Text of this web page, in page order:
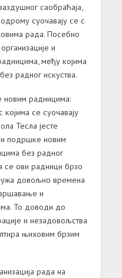
саобраћаја,
суочавају се с
рада. Посебно
и
међу којима
радног искуства.
новим радницима:
се суочавају
Тесла јесте
и подршке новим
без радног
се ови радници брзо
довољно времена
и
То доводи до
и незадовољства
њиховим брзим
рада на